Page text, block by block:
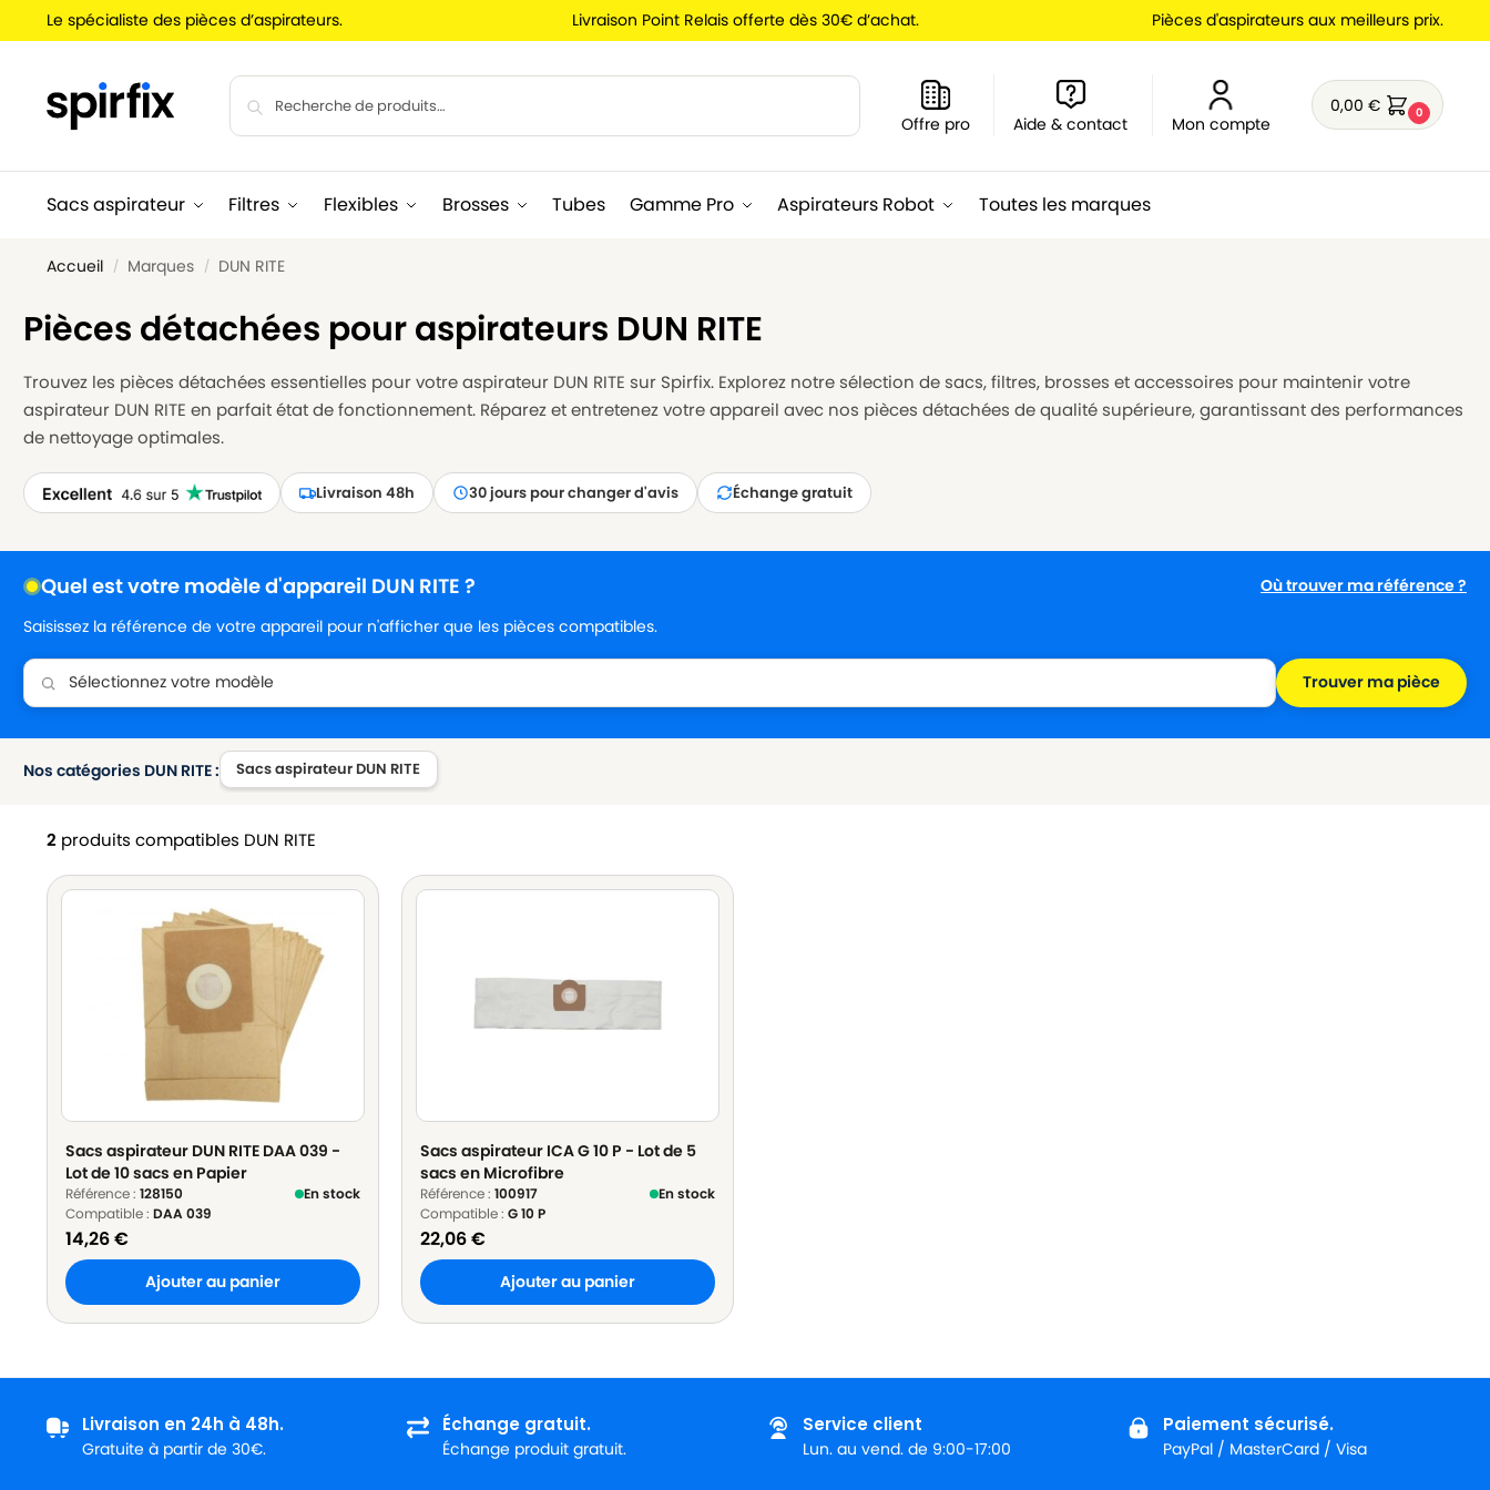
Le spécialiste des pièces d’aspirateurs. Livraison Point Relais offerte dès 30€ d’achat. Pièces d'aspirateurs aux meilleurs prix.
Offre pro Aide & contact Mon compte
0,00€ 0
Sacs aspirateur Filtres Flexibles Brosses Tubes Gamme Pro Aspirateurs Robot Toutes les marques
Accueil / Marques / DUN RITE
Pièces détachées pour aspirateurs DUN RITE
Trouvez les pièces détachées essentielles pour votre aspirateur DUN RITE sur Spirfix. Explorez notre sélection de sacs, filtres, brosses et accessoires pour maintenir votre
aspirateur DUN RITE en parfait état de fonctionnement. Réparez et entretenez votre appareil avec nos pièces détachées de qualité supérieure, garantissant des performances
de nettoyage optimales.
Livraison 48h 30 jours pour changer d'avis Échange gratuit
Quel est votre modèle d'appareil DUN RITE ?
Où trouver ma référence ?
Saisissez la référence de votre appareil pour n'afficher que les pièces compatibles.
Trouver ma pièce
Nos catégories DUN RITE : Sacs aspirateur DUN RITE
2 produits compatibles DUN RITE
Sacs aspirateur DUN RITE DAA 039 -
Lot de 10 sacs en Papier
Référence : 128150
En stock
Compatible : DAA 039
14,26€
Ajouter au panier
Sacs aspirateur ICA G 10 P - Lot de 5
sacs en Microfibre
Référence : 100917
En stock
Compatible : G 10 P
22,06€
Ajouter au panier
Livraison en 24h à 48h.
Gratuite à partir de 30€.
Échange gratuit.
Échange produit gratuit.
Service client
Lun. au vend. de 9:00-17:00
Paiement sécurisé.
PayPal / MasterCard / Visa